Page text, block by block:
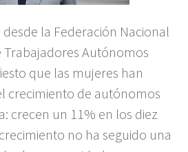
la Federación Nacional
Trabajadores Autónomos
que las mujeres han
crecimiento de autónomos
crecen un 11% en los diez
no ha seguido una